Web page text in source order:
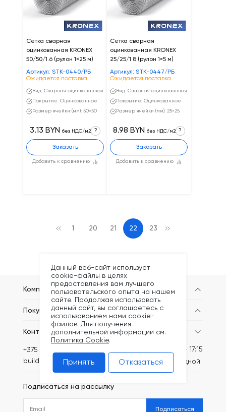
Сетка сварная
оцинкованная KRONEX
50/50/1.6 (рулон 1×25 м)
Артикул: STK-0440/РБ
Ожидается поставка
Вид: Сварная оцинкованная
Покрытие: Оцинкованное
Размер ячейки (мм): 50×50
Добавить к сравнению
3.13 BYN без НДС/м2 ?
Заказать
Сетка сварная
оцинкованная KRONEX
25/25/1.8 (рулон 1×5 м)
Артикул: STK-0447/РБ
Ожидается поставка
Вид: Сварная оцинкованная
Покрытие: Оцинкованное
Размер ячейки (мм): 25×25
Добавить к сравнению
8.98 BYN без НДС/м2 ?
Заказать
1 20 21 22 23
Компания
Покупателям
Контакты
+375 (44) 749-20-73
build@kronex-company.by
Пн-Пт: 8:30 - 17:15
Сб-вс: выходной
Подписаться на рассылку
Подписаться
Данный веб-сайт использует
cookie-файлы в целях
предоставления вам лучшего
пользовательского опыта на нашем
сайте. Продолжая использовать
данный сайт, вы соглашаетесь с
использованием нами cookie-
файлов. Для получения
дополнительной информации см.
Политика Cookie.
Принять Отказаться